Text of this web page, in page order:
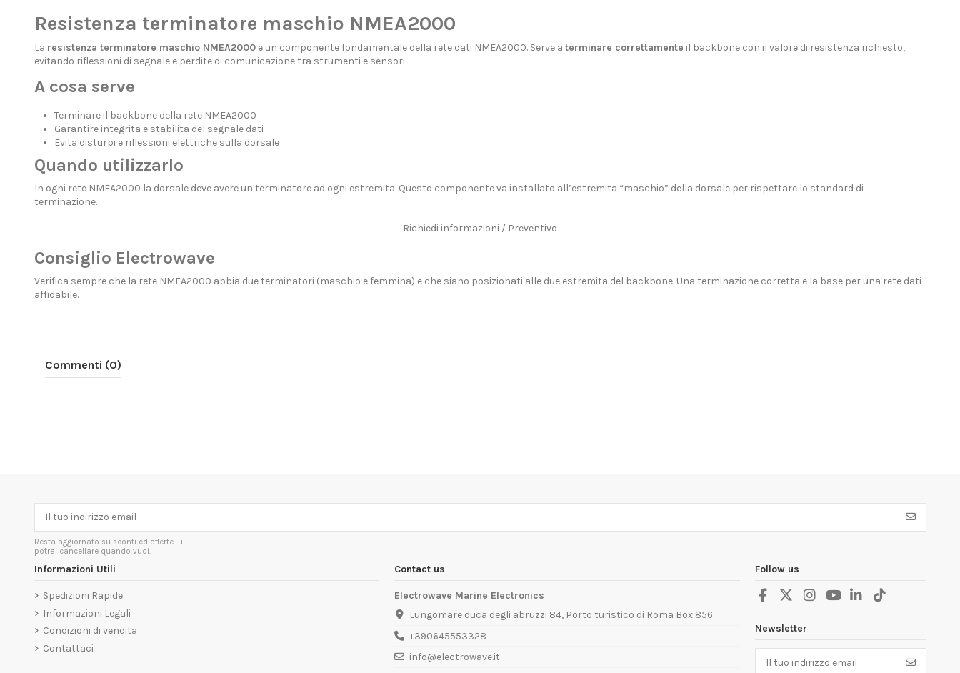
Resistenza terminatore maschio NMEA2000
La resistenza terminatore maschio NMEA2000e un componente fondamentale della rete dati NMEA2000. Serve a terminare correttamente il backbone con il valore di resistenza richiesto,
evitando riflessioni di segnale e perdite di comunicazione tra strumenti e sensori.
A cosa serve
Terminare il backbone della rete NMEA2000
Garantire integrita e stabilita del segnale dati
Evita disturbi e riflessioni elettriche sulla dorsale
Quando utilizzarlo
In ogni rete NMEA2000 la dorsale deve avere un terminatore ad ogni estremita. Questo componente va installato all’estremita “maschio” della dorsale per rispettare lo standard di
terminazione.
Richiedi informazioni / Preventivo
Consiglio Electrowave
Verifica sempre che la rete NMEA2000 abbia due terminatori (maschio e femmina) e che siano posizionati alle due estremita del backbone. Una terminazione corretta e la base per una rete dati
affidabile.
Commenti (0)
Resta aggiornato su sconti ed offerte. Ti
potrai cancellare quando vuoi.
Informazioni Utili
Spedizioni Rapide
Informazioni Legali
Condizioni di vendita
Contattaci
Contact us
Electrowave Marine Electronics
Lungomare duca degli abruzzi 84, Porto turistico di Roma Box 856
+390645553328
info@electrowave.it
Follow us
Newsletter